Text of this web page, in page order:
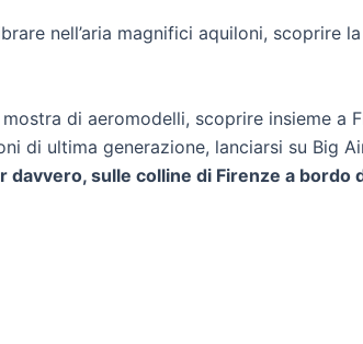
nell’aria magnifici aquiloni, scoprire
di aeromodelli, scoprire insieme a
di ultima generazione, lanciarsi su Big
davvero, sulle colline di Firenze a bordo